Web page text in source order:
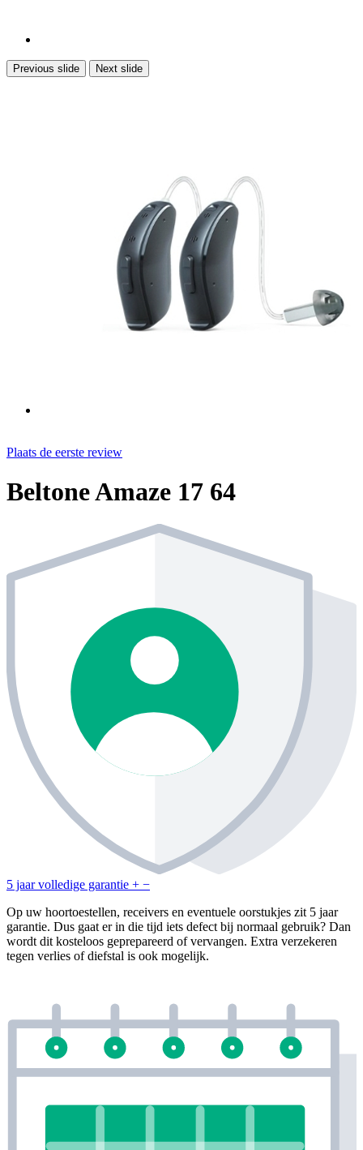
Previous slide Next slide
Plaats de eerste review
Beltone Amaze 17 64
5 jaar volledige garantie + −
Op uw hoortoestellen, receivers en eventuele oorstukjes zit 5 jaar
garantie. Dus gaat er in die tijd iets defect bij normaal gebruik? Dan
wordt dit kosteloos geprepareerd of vervangen. Extra verzekeren
tegen verlies of diefstal is ook mogelijk.